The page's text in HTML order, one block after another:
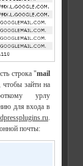
строка "mail
зайти на
урлу
для входа в
.
почты: